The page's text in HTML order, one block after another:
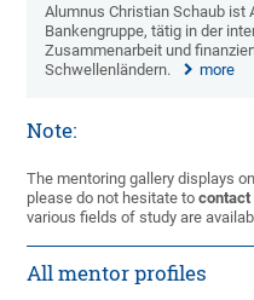
Alumnus Christian Schaub ist
Bankengruppe, tätig in der
Zusammenarbeit und
Schwellenländern.
more
Note:
The mentoring gallery displays
please do not hesitate to contact
various fields of study are
All mentor profiles